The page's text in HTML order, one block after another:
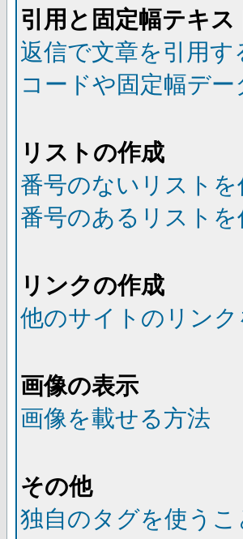
引用と固定幅テキス
返信で文章を引用す
コードや固定幅デ
リストの作成
番号のないリスト
番号のあるリスト
リンクの作成
他のサイトのリン
画像の表示
画像を載せる方法
その他
独自のタグを使う